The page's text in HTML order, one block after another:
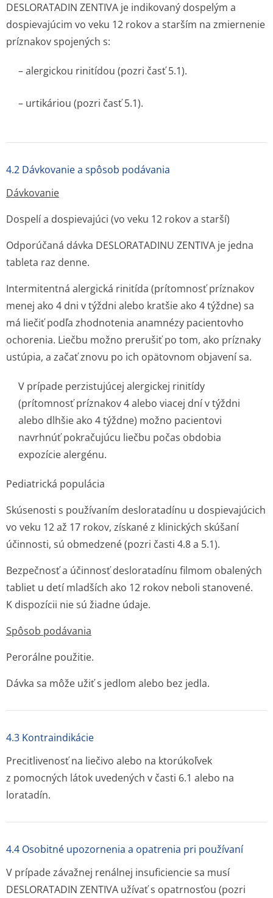
DESLORATADIN ZENTIVA je indikovaný dospelým a
dospievajúcim vo veku 12 rokov a starším na zmiernenie
príznakov spojených s:
– alergickou rinitídou (pozri časť 5.1).
– urtikáriou (pozri časť 5.1).
4.2 Dávkovanie a spôsob podávania
Dávkovanie
Dospelí a dospievajúci (vo veku 12 rokov a starší)
Odporúčaná dávka DESLORATADINU ZENTIVA je jedna
tableta raz denne.
Intermitentná alergická rinitída (prítomnosť príznakov
menej ako 4 dni v týždni alebo kratšie ako 4 týždne) sa
má liečiť podľa zhodnotenia anamnézy pacientovho
ochorenia. Liečbu možno prerušiť po tom, ako príznaky
ustúpia, a začať znovu po ich opätovnom objavení sa.
V prípade perzistujúcej alergickej rinitídy
(prítomnosť príznakov 4 alebo viacej dní v týždni
alebo dlhšie ako 4 týždne) možno pacientovi
navrhnúť pokračujúcu liečbu počas obdobia
expozície alergénu.
Pediatrická populácia
Skúsenosti s používaním desloratadínu u dospievajúcich
vo veku 12 až 17 rokov, získané z klinických skúšaní
účinnosti, sú obmedzené (pozri časti 4.8 a 5.1).
Bezpečnosť a účinnosť desloratadínu filmom obalených
tabliet u detí mladších ako 12 rokov neboli stanovené.
K dispozícii nie sú žiadne údaje.
Spôsob podávania
Perorálne použitie.
Dávka sa môže užiť s jedlom alebo bez jedla.
4.3 Kontraindikácie
Precitlivenosť na liečivo alebo na ktorúkoľvek
z pomocných látok uvedených v časti 6.1 alebo na
loratadín.
4.4 Osobitné upozornenia a opatrenia pri používaní
V prípade závažnej renálnej insuficiencie sa musí
DESLORATADIN ZENTIVA užívať s opatrnosťou (pozri